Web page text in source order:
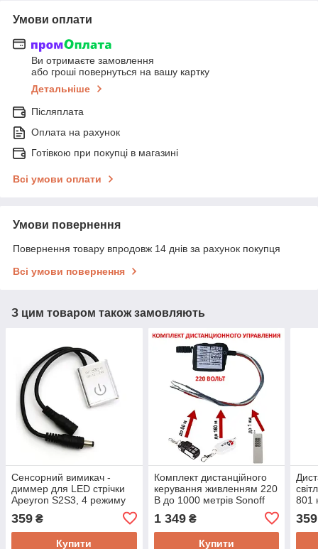
Умови оплати
Ви отримаєте замовлення
або гроші повернуться на вашу картку
Детальніше
Післяплата
Оплата на рахунок
Готівкою при покупці в магазині
Всі умови оплати
Умови повернення
Повернення товару впродовж 14 днів за рахунок покупця
Всі умови повернення
З цим товаром також замовляють
Сенсорний вимикач -
диммер для LED стрічки
Apeyron S2S3, 4 режиму
359 ₴
Купити
Комплект дистанційного
керування живленням 220
В до 1000 метрів Sonoff
RF 433 МГц, MY Gadget
433M/220V
1 349₴
Купити
801
359